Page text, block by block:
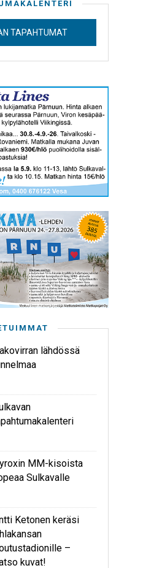
TAPAHTUMAT
lähdössä
MM-kisoista
Sulkavalle
Ketonen keräsi
–
kuvat!